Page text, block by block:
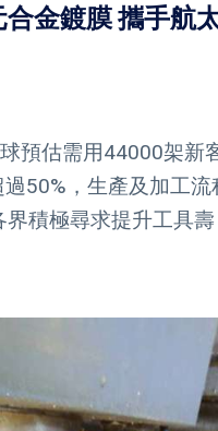
金鍍膜 攜手航
預估需用44000架新
50%，生產及加工流
積極尋求提升工具壽